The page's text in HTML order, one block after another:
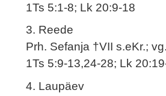
1Ts 5:1-8; Lk 20:9-18
3. Reede
Prh. Sefanja †VII s.eKr.;
1Ts 5:9-13,24-28; Lk
4. Laupäev